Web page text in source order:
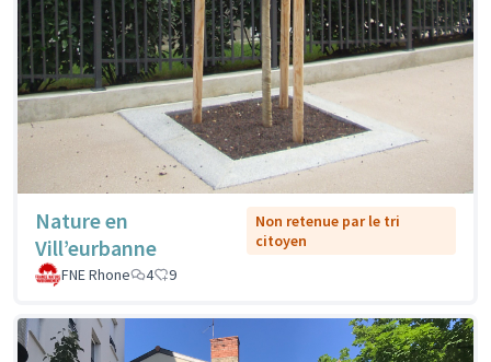
Nature en
Vill’eurbanne
Non retenue par le tri
citoyen
FNE Rhone
4 9